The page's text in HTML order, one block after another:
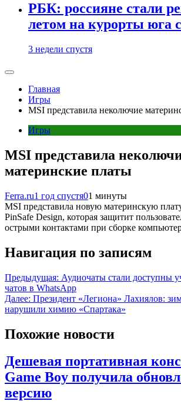
РБК: россияне стали
летом на курорты юга
3 недели спустя
Главная
Игры
MSI представила неколючие
Игры
MSI представила
материнские платы
Ferra.ru1 год спустя01 минуты
MSI представила новую материнскую
PinSafe Design, которая защитит
острыми контактами при сборке
Навигация по записям
Предыдущая: Аудиочаты стали доступны
чатов в WhatsApp
Далее: Президент «Легиона» Лахиялов:
нарушили химию «Спартака»
Похожие новости
Дешевая портативная
Game Boy получила
версию